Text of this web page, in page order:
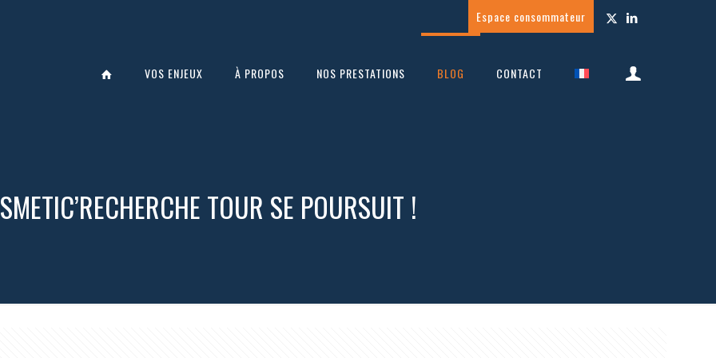
Espace consommateur
VOS ENJEUX À PROPOS NOS PRESTATIONS BLOG CONTACT
TOUR SE POURSUIT !